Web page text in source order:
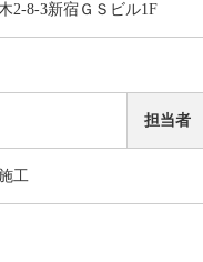
2-8-3新宿ＧＳビル1F
担当者
工